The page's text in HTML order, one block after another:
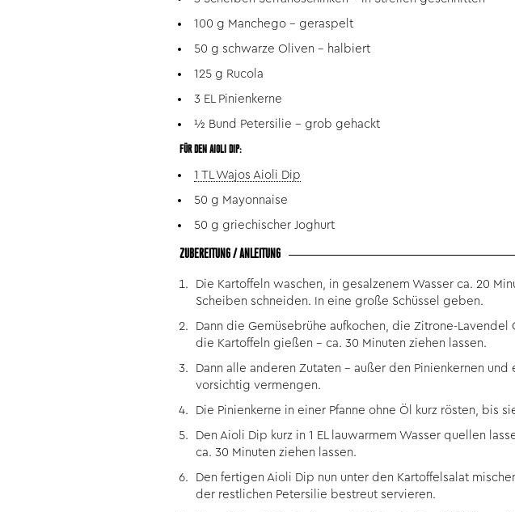
100 g Manchego – geraspelt
50 g schwarze Oliven – halbiert
125 g Rucola
3 EL Pinienkerne
½ Bund Petersilie – grob gehackt
FÜR DEN AIOLI DIP:
1 TL Wajos Aioli Dip
50 g Mayonnaise
50 g griechischer Joghurt
ZUBEREITUNG / ANLEITUNG
Die Kartoffeln waschen, in gesalzenem Wasser ca. 20
Scheiben schneiden. In eine große Schüssel geben.
Dann die Gemüsebrühe aufkochen, die Zitrone-
die Kartoffeln gießen – ca. 30 Minuten ziehen lassen.
Dann alle anderen Zutaten – außer den Pinienkernen
vorsichtig vermengen.
Die Pinienkerne in einer Pfanne ohne Öl kurz rösten, bis
Den Aioli Dip kurz in 1 EL lauwarmem Wasser quellen
ca. 30 Minuten ziehen lassen.
Den fertigen Aioli Dip nun unter den Kartoffelsalat
der restlichen Petersilie bestreut servieren.